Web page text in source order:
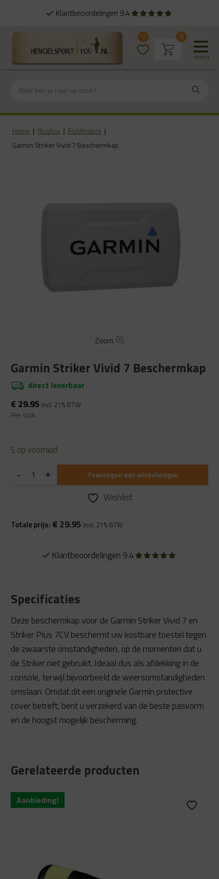
Klantbeoordelingen 9.4
menu
0 0
Home | Roofvis | Fishfinders |
Garmin Striker Vivid 7 Beschermkap
Zoom
Garmin Striker Vivid 7 Beschermkap
direct leverbaar
€ 29.95 incl. 21% BTW
Per stuk
5 op voorraad
Toevoegen aan winkelwagen
Wishlist
Totale prijs: € 29.95 incl. 21% BTW
Klantbeoordelingen 9.4
Specificaties
Deze beschermkap voor de Garmin Striker Vivid 7 en
Striker Plus 7CV beschermt uw kostbare toestel tegen
de zwaarste omstandigheden, op de momenten dat u
de Striker niet gebruikt. Ideaal dus als afdekking in de
console, terwijl bijvoorbeeld de weersomstandigheden
omslaan. Omdat dit een originele Garmin protective
cover betreft, bent u verzekerd van de beste pasvorm
en de hoogst mogelijk bescherming.
Gerelateerde producten
Aanbieding!